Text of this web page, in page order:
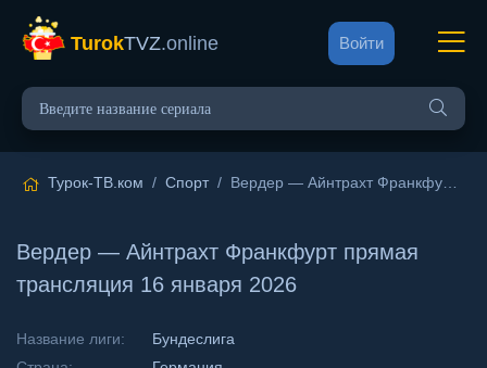
TurokTVZ.online Войти
Турок-ТВ.ком / Спорт/ Вердер — Айнтрахт Франкфурт прямая трансляция 16 января 2026
Вердер — Айнтрахт Франкфурт прямая
трансляция 16 января 2026
Название лиги:
Бундеслига